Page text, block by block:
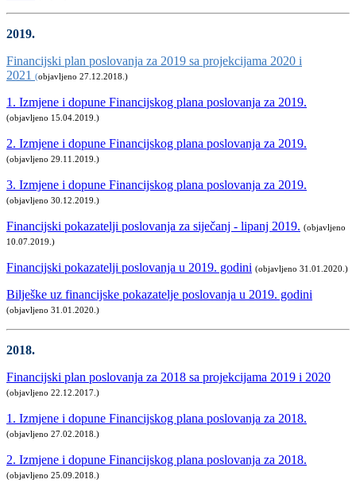
2019.
Financijski plan poslovanja za 2019 sa projekcijama 2020 i
2021
(objavljeno 27.12.2018.)
1. Izmjene i dopune Financijskog plana poslovanja za 2019.
(objavljeno 15.04.2019.)
2. Izmjene i dopune Financijskog plana poslovanja za 2019.
(objavljeno 29.11.2019.)
3. Izmjene i dopune Financijskog plana poslovanja za 2019.
(objavljeno 30.12.2019.)
Financijski pokazatelji poslovanja za siječanj - lipanj 2019. (objavljeno
10.07.2019.)
Financijski pokazatelji poslovanja u 2019. godini (objavljeno 31.01.2020.)
Bilješke uz financijske pokazatelje poslovanja u 2019. godini
(objavljeno 31.01.2020.)
2018.
Financijski plan poslovanja za 2018 sa projekcijama 2019 i 2020
(objavljeno 22.12.2017.)
1. Izmjene i dopune Financijskog plana poslovanja za 2018.
(objavljeno 27.02.2018.)
2. Izmjene i dopune Financijskog plana poslovanja za 2018.
(objavljeno 25.09.2018.)